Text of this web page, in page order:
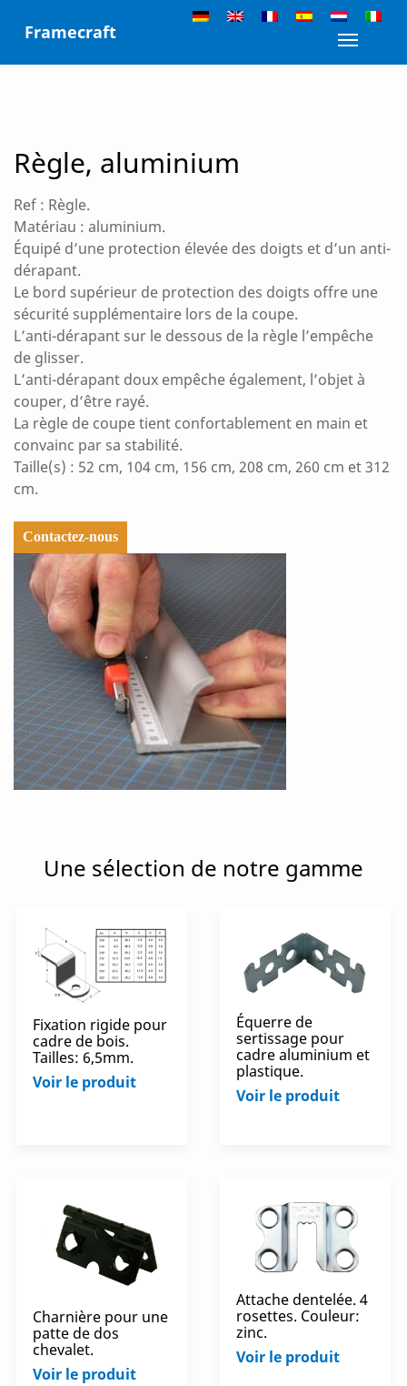
Framecraft Toggle
Règle, aluminium
Ref : Règle.
Matériau : aluminium.
Équipé d’une protection élevée des doigts et d’un anti-
dérapant.
Le bord supérieur de protection des doigts offre une
sécurité supplémentaire lors de la coupe.
L’anti-dérapant sur le dessous de la règle l’empêche
de glisser.
L’anti-dérapant doux empêche également, l’objet à
couper, d’être rayé.
La règle de coupe tient confortablement en main et
convainc par sa stabilité.
Taille(s) : 52 cm, 104 cm, 156 cm, 208 cm, 260 cm et 312
cm.
Contactez-nous
Une sélection de notre gamme
Fixation rigide pour
cadre de bois.
Tailles: 6,5mm.
Voir le produit
Équerre de
sertissage pour
cadre aluminium et
plastique.
Voir le produit
Charnière pour une
patte de dos
chevalet.
Voir le produit
Attache dentelée. 4
rosettes. Couleur:
zinc.
Voir le produit